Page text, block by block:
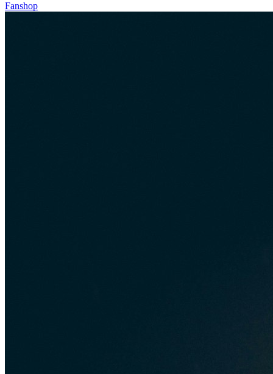
Fanshop